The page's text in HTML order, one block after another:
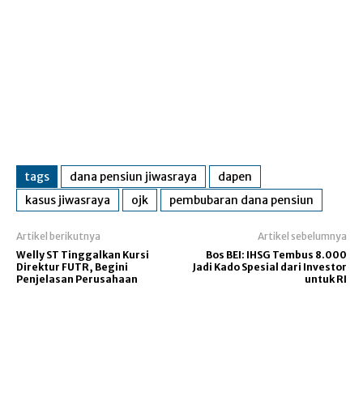
tags dana pensiun jiwasraya
dapen
kasus jiwasraya
ojk pembubaran dana pensiun
Artikel berikutnya
Welly ST Tinggalkan Kursi
Direktur FUTR, Begini
Penjelasan Perusahaan
Artikel sebelumnya
Bos BEI: IHSG Tembus 8.000
Jadi Kado Spesial dari Investor
untuk RI